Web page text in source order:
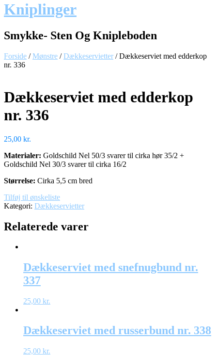
Kniplinger
Smykke- Sten Og Knipleboden
Forside /Mønstre /Dækkeservietter / Dækkeserviet med edderkop
nr. 336
Dækkeserviet med edderkop
nr. 336
25,00 kr.
Materialer: Goldschild Nel 50/3 svarer til cirka hør 35/2 +
Goldschild Nel 30/3 svarer til cirka 16/2
Størrelse: Cirka 5,5 cm bred
Tilføj til ønskeliste
Kategori: Dækkeservietter
Relaterede varer
Dækkeserviet med snefnugbund nr.
337
25,00 kr.
Dækkeserviet med russerbund nr. 338
25,00 kr.